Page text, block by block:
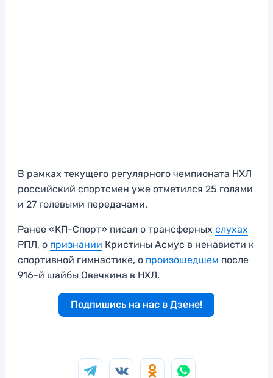
В рамках текущего регулярного чемпионата НХЛ
российский спортсмен уже отметился 25 голами
и 27 голевыми передачами.
Ранее «КП-Спорт» писал о трансферных слухах
РПЛ, о признании Кристины Асмус в ненависти к
спортивной гимнастике, о произошедшем после
916-й шайбы Овечкина в НХЛ.
Подпишись на нас в Дзене!